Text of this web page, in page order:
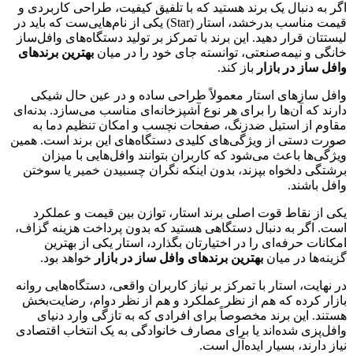
اگر به دنبال یک برند هستید که با تلفیق کیفیت، طراحی کاربردی و
قیمت مناسب بدرخشد، استار (Star) یکی از نام‌هایی‌ست که باید در
لیستتان قرار دهید. این برند با تمرکز بر تولید دستگاه‌های وافل‌ساز
خانگی و نیمه‌صنعتی، توانسته جای خود را در میان بهترین برندهای
وافل ساز در بازار باز کند.
وافل سازهای استار معمولاً طراحی ساده و در عین حال شیکی
دارند که آن‌ها را برای هر نوع آشپزخانه‌ای مناسب می‌سازد. بدنه‌ای
مقاوم از استیل ضدزنگ، صفحات نچسب و امکان تنظیم دما به
صورت دستی از ویژگی‌های کلیدی دستگاه‌های این برند است. همین
ویژگی‌ها باعث می‌شود که کاربران بتوانند وافل‌هایی با میزان
برشتگی دلخواه بپزند، بدون اینکه نگران چسبیدن خمیر یا سوختن
وافل باشند.
یکی از نقاط قوت اصلی برند استار، توازن بین قیمت و عملکرد
است. اگر به دنبال دستگاهی هستید که بدون پرداخت هزینه‌ گزاف،
امکانات حرفه‌ای را در اختیارتان بگذارد، استار یکی از بهترین
گزینه‌ها در میان بهترین برندهای وافل ساز در بازار خواهد بود.
در نهایت، استار با تمرکز بر نیاز کاربران واقعی، دستگاه‌هایی روانه
بازار کرده که هم از نظر عملکرد و هم از نظر دوام، رضایت‌بخش
هستند. این برند مخصوصاً برای افرادی که به تازگی وارد دنیای
وافل‌پزی شده‌اند یا برای مصارف خانوادگی به یک انتخاب اقتصادی
نیاز دارند، بسیار ایده‌آل است.